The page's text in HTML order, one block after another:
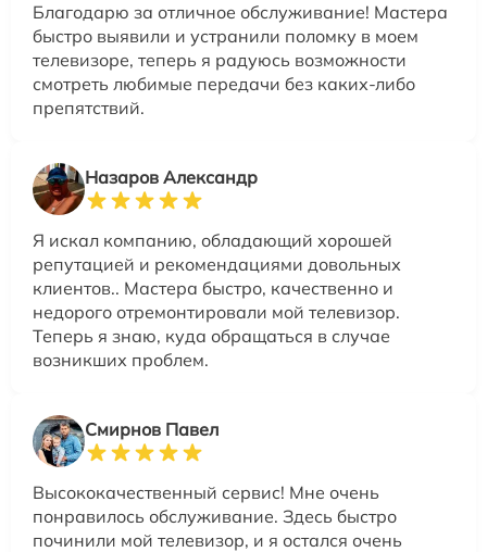
Благодарю за отличное обслуживание! Мастера
быстро выявили и устранили поломку в моем
телевизоре, теперь я радуюсь возможности
смотреть любимые передачи без каких-либо
препятствий.
Назаров Александр
Я искал компанию, обладающий хорошей
репутацией и рекомендациями довольных
клиентов.. Мастера быстро, качественно и
недорого отремонтировали мой телевизор.
Теперь я знаю, куда обращаться в случае
возникших проблем.
Смирнов Павел
Высококачественный сервис! Мне очень
понравилось обслуживание. Здесь быстро
починили мой телевизор, и я остался очень